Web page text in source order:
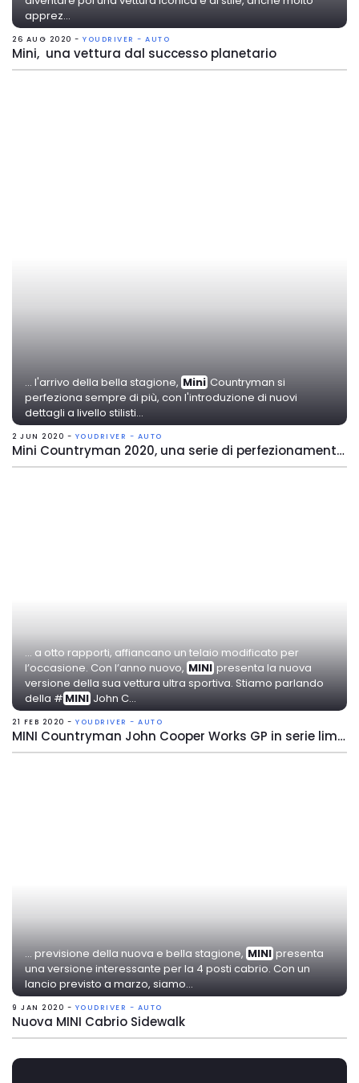
apprez...
26 AUG 2020 - YOUDRIVER - AUTO
Mini, una vettura dal successo planetario
... l'arrivo della bella stagione, Mini Countryman si
perfeziona sempre di più, con l'introduzione di nuovi
dettagli a livello stilisti...
2 JUN 2020 - YOUDRIVER - AUTO
Mini Countryman 2020, una serie di perfezionamenti estetici e di potenza
... a otto rapporti, affiancano un telaio modificato per
l’occasione. Con l’anno nuovo, MINI presenta la nuova
versione della sua vettura ultra sportiva. Stiamo parlando
della # MINI John C...
21 FEB 2020 - YOUDRIVER - AUTO
MINI Countryman John Cooper Works GP in serie limitata
... previsione della nuova e bella stagione, MINI presenta
una versione interessante per la 4 posti cabrio. Con un
lancio previsto a marzo, siamo...
9 JAN 2020 - YOUDRIVER - AUTO
Nuova MINI Cabrio Sidewalk